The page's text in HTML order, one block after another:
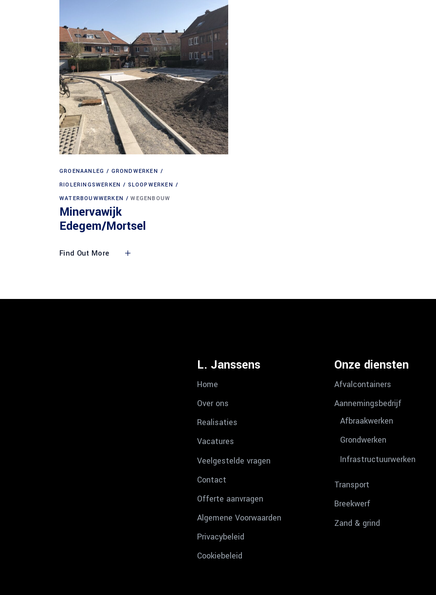
GROENAANLEG
GRONDWERKEN
RIOLERINGSWERKEN
SLOOPWERKEN
WATERBOUWWERKEN
WEGENBOUW
Minervawijk
Edegem/Mortsel
Find Out More
L. Janssens
Home
Over ons
Realisaties
Vacatures
Veelgestelde vragen
Contact
Offerte aanvragen
Algemene Voorwaarden
Privacybeleid
Cookiebeleid
Onze diensten
Afvalcontainers
Aannemingsbedrijf
Afbraakwerken
Grondwerken
Infrastructuurwerken
Transport
Breekwerf
Zand & grind